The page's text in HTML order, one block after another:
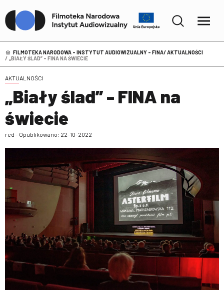
FILMOTEKA NARODOWA – INSTYTUT AUDIOWIZUALNY - FINA AKTUALNOŚCI
„BIAŁY ŚLAD” - FINA NA ŚWIECIE
AKTUALNOŚCI
„Biały ślad” - FINA na
świecie
red - Opublikowano: 22-10-2022